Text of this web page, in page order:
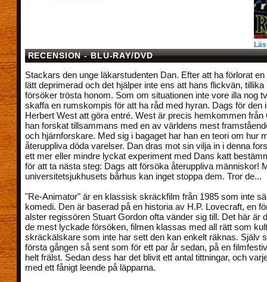
RECENSION - BLU-RAY/DVD
Stackars den unge läkarstudenten Dan. Efter att ha förlorat en
lätt deprimerad och det hjälper inte ens att hans flickvän, tillika
försöker trösta honom. Som om situationen inte vore illa nog
skaffa en rumskompis för att ha råd med hyran. Dags för den
Herbert West att göra entré. West är precis hemkommen från
han forskat tillsammans med en av världens mest
och hjärnforskare. Med sig i bagaget har han en teori om hur
återuppliva döda varelser. Dan dras mot sin vilja in i denna
ett mer eller mindre lyckat experiment med Dans katt
för att ta nästa steg: Dags att försöka återuppliva människor!
universitetsjukhusets bårhus kan inget stoppa dem. Tror de...
"Re-Animator" är en klassisk skräckfilm från 1985 som inte
komedi. Den är baserad på en historia av H.P. Lovecraft, en
alster regissören Stuart Gordon ofta vänder sig till. Det här är
de mest lyckade försöken, filmen klassas med all rätt som
skräckälskare som inte har sett den kan enkelt räknas. Själv
första gången så sent som för ett par år sedan, på en
helt frälst. Sedan dess har det blivit ett antal tittningar, och
med ett fånigt leende på läpparna.